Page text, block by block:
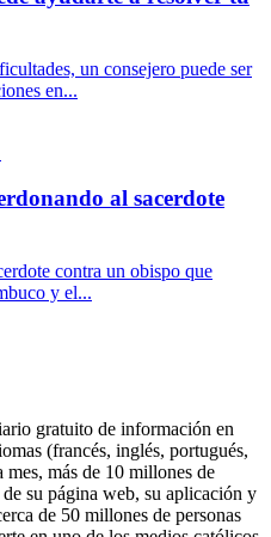
un consejero puede ser
en...
al sacerdote
contra un obispo que
y el...
gratuito de información en
(francés, inglés, portugués,
más de 10 millones de
su página web, su aplicación y
de 50 millones de personas